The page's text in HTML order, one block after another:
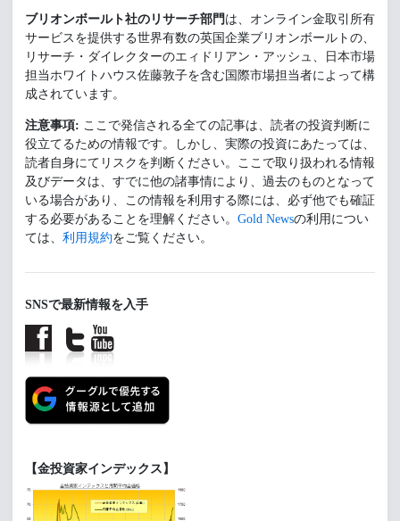
ブリオンボールト社のリサーチ部門 は、オンライン金取引所有
サービスを提供する世界有数の英国企業ブリオンボールトの、
リサーチ・ダイレクターのエィドリアン・アッシュ、日本市場
担当ホワイトハウス佐藤敦子を含む国際市場担当者によって構
成されています。
注意事項: ここで発信される全ての記事は、読者の投資判断に
役立てるための情報です。しかし、実際の投資にあたっては、
読者自身にてリスクを判断ください。ここで取り扱われる情報
及びデータは、すでに他の諸事情により、過去のものとなって
いる場合があり、この情報を利用する際には、必ず他でも確証
する必要があることを理解ください。 Gold Newsの利用につい
ては、 利用規約をご覧ください。
SNSで最新情報を入手
【金投資家インデックス】